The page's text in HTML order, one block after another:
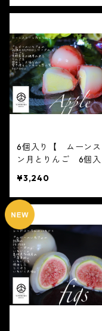
時指定必須 かわ
ビで話題 中元
フルーツ ギフト
6個入り【 ムーンス
ン月とりんご 6個入
ーンストーン 月と
6個入り※配送日時
須2021 かわいい
ルーツ大福 人気
で話題 中元 贈り
ルーツ ギフト
¥3,240